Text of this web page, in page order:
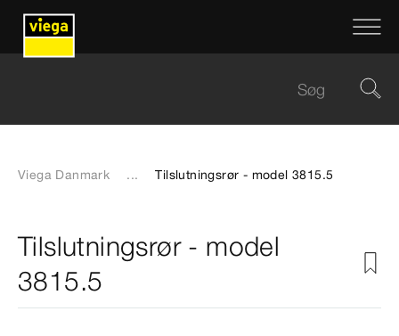
Viega Danmark ... Tilslutningsrør - model 3815.5
Tilslutningsrør - model
3815.5